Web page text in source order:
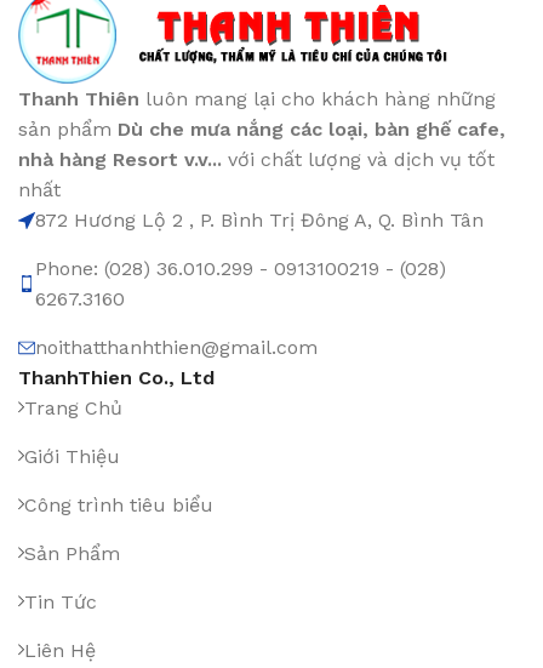
Thanh Thiên luôn mang lại cho khách hàng những
sản phẩm Dù che mưa nắng các loại, bàn ghế cafe,
nhà hàng Resort v.v... với chất lượng và dịch vụ tốt
nhất
872 Hương Lộ 2 , P. Bình Trị Đông A, Q. Bình Tân
Phone: (028) 36.010.299 - 0913100219 - (028)
6267.3160
noithatthanhthien@gmail.com
ThanhThien Co., Ltd
Trang Chủ
Giới Thiệu
Công trình tiêu biểu
Sản Phẩm
Tin Tức
Liên Hệ